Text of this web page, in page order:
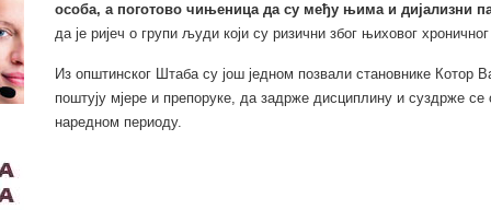
особа, а поготово чињеница да су међу њима и дијализни
да је ријеч о групи људи који су ризични због њиховог
Из општинског Штаба су још једном позвали становнике
поштују мјере и препоруке, да задрже дисциплину и суздрже
наредном периоду.